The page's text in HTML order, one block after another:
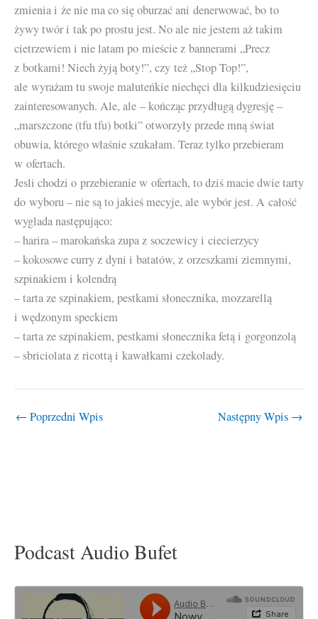
zmienia i że nie ma co się oburzać ani denerwować, bo to
żywy twór i tak po prostu jest. No ale nie jestem aż takim
cietrzewiem i nie latam po mieście z bannerami „Precz
z botkami! Niech żyją boty!”, czy też „Stop Top!”,
ale wyrażam tu swoje maluteńkie niechęci dla kilkudziesięciu
zainteresowanych. Ale, ale – kończąc przydługą dygresję –
„marszczone (tfu tfu) botki” otworzyły przede mną świat
obuwia, którego właśnie szukałam. Teraz tylko przebieram
w ofertach.
Jesli chodzi o przebieranie w ofertach, to dziś macie dwie tarty
do wyboru – nie są to jakieś mecyje, ale wybór jest. A całość
wyglada następująco:
– harira – marokańska zupa z soczewicy i ciecierzycy
– kokosowe curry z dyni i batatów, z orzeszkami ziemnymi,
szpinakiem i kolendrą
– tarta ze szpinakiem, pestkami słonecznika, mozzarellą
i wędzonym speckiem
– tarta ze szpinakiem, pestkami słonecznika fetą i gorgonzolą
– sbriciolata z ricottą i kawałkami czekolady.
← Poprzedni Wpis Następny Wpis →
Podcast Audio Bufet